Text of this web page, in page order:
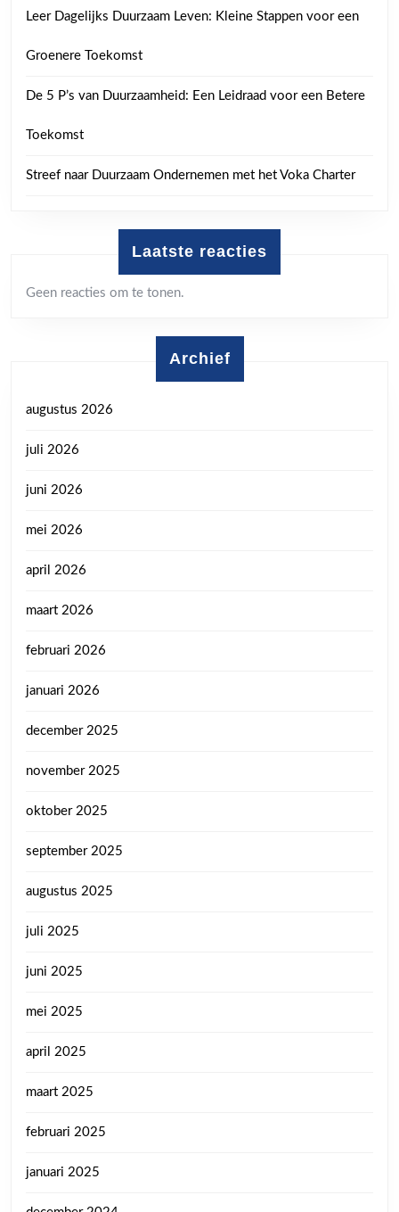
Leer Dagelijks Duurzaam Leven: Kleine Stappen voor een
Groenere Toekomst
De 5 P’s van Duurzaamheid: Een Leidraad voor een Betere
Toekomst
Streef naar Duurzaam Ondernemen met het Voka Charter
Laatste reacties
Geen reacties om te tonen.
Archief
augustus 2026
juli 2026
juni 2026
mei 2026
april 2026
maart 2026
februari 2026
januari 2026
december 2025
november 2025
oktober 2025
september 2025
augustus 2025
juli 2025
juni 2025
mei 2025
april 2025
maart 2025
februari 2025
januari 2025